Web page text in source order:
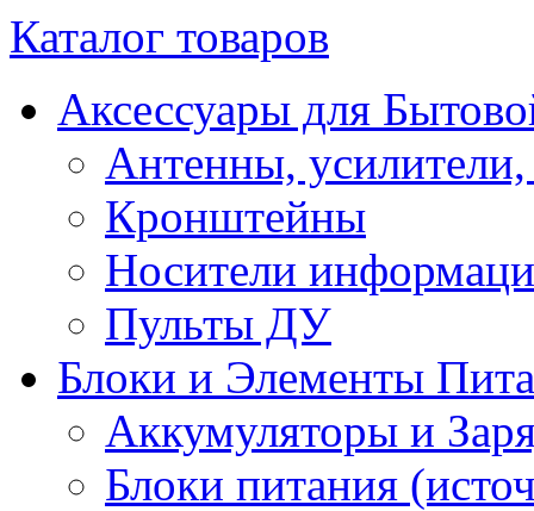
Каталог товаров
Аксессуары для
Антенны, усилители,
Кронштейны
Носители
Пульты ДУ
Блоки и Элементы
Аккумуляторы и
Блоки питания